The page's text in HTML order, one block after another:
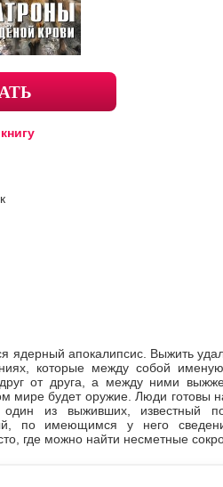
ядерный апокалипсис. Выжить
которые между собой
от друга, а между ними
мире будет оружие. Люди готовы
один из выживших, известный
по имеющимся у него
где можно найти несметные